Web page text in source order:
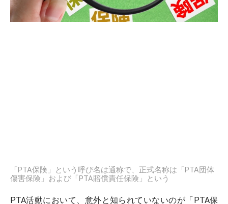
「PTA保険」という呼び名は通称で、正式名称は「PTA団体
傷害保険」および「PTA賠償責任保険」という
PTA活動において、意外と知られていないのが「PTA保